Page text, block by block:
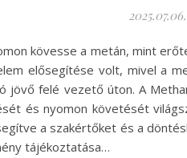
2025.07.06.
kövesse a metán, mint
elősegítése volt, mivel a
jövő felé vezető úton. A
és nyomon követését
a szakértőket és a
tájékoztatása…